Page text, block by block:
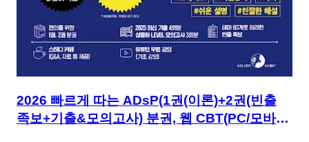
2026 빠르게 따는 ADsP(1권(이론)+2권(빈출
족보+기출&모의고사) 분권, 웹 CBT(PC/모바